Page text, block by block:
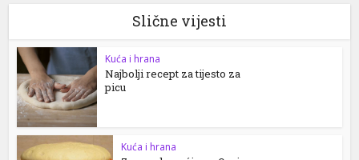
Slične vijesti
Kuća i hrana
Najbolji recept za tijesto za
picu
Kuća i hrana